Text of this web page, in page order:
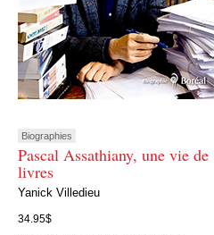
Biographies
Pascal Assathiany, une vie de
livres
Yanick Villedieu
34.95$